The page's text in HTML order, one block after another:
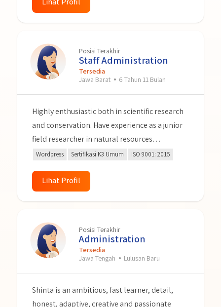
related to logistics, warehouse and inventory.
next team.
Posisi Terakhir
Staff Administration
Tersedia
Jawa Barat
6 Tahun 11 Bulan
Highly enthusiastic both in scientific research
and conservation. Have experience as a junior
field researcher in natural resources
conservation projects. Passionate about
responsible and hardworking person, a fast
learner, adaptable to a multicultural
Wordpress Sertifikasi K3 Umum ISO 9001: 2015
Lihat Profil
Posisi Terakhir
Administration
Tersedia
Jawa Tengah
Lulusan Baru
Shinta is an ambitious, fast learner, detail,
honest, adaptive, creative and passionate